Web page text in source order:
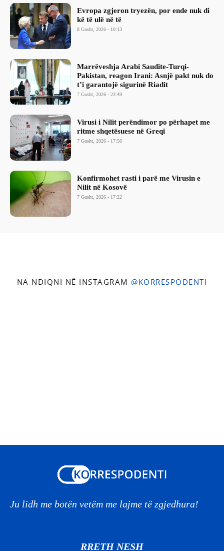
Evropa zgjeron tryezën, por ende nuk di
kë të ulë në të
8 Gusht, 2026 - 10:13
Marrëveshja Arabi Saudite-Turqi-
Pakistan, reagon Irani: Asnjë pakt nuk do
t’i garantojë sigurinë Riadit
7 Gusht, 2026 - 23:49
Virusi i Nilit perëndimor po përhapet me
ritme shqetësuese në Greqi
7 Gusht, 2026 - 17:56
Konfirmohet rasti i parë me Virusin e
Nilit në Kosovë
7 Gusht, 2026 - 17:22
NA NDIQNI NË INSTAGRAM @KORRESPODENTI
Ju lidh me botën vetëm me lajme të zgjedhura!
RRETH NESH